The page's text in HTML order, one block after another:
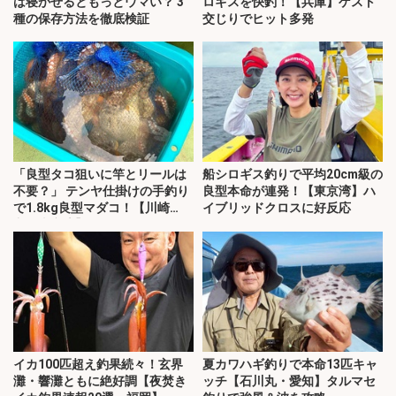
種の保存方法を徹底検証
交じりでヒット多発
「良型タコ狙いに竿とリールは
不要？」 テンヤ仕掛けの手釣り
で1.8kg良型マダコ！【川崎
船シロギス釣りで平均20cm級の
良型本命が連発！【東京湾】ハ
イブリッドクロスに好反応
イカ100匹超え釣果続々！玄界
灘・響灘ともに絶好調【夜焚き
夏カワハギ釣りで本命13匹キャ
ッチ【石川丸・愛知】タルマセ